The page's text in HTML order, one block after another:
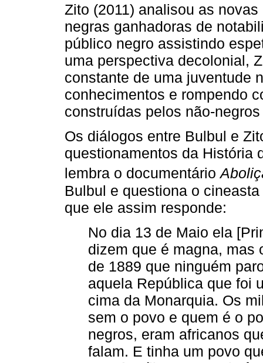
Zito (2011) analisou as
negras ganhadoras de
público negro assistindo
uma perspectiva decolonial,
constante de uma juventude
conhecimentos e rompendo
construídas pelos não-
Os diálogos entre Bulbul e
questionamentos da História
lembra o documentário
Bulbul e questiona o
que ele assim responde:
No dia 13 de Maio ela
dizem que é magna, mas
de 1889 que ninguém
aquela República que foi
cima da Monarquia. Os
sem o povo e quem é o
negros, eram africanos
falam. E tinha um povo